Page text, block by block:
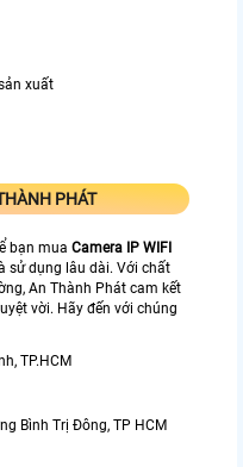
xuất
PHÁT
bạn mua Camera IP WIFI
sử dụng lâu dài. Với chất
An Thành Phát cam kết
vời. Hãy đến với chúng
TP.HCM
Bình Trị Đông, TP HCM